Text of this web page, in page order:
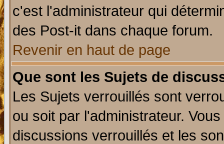
c'est l'administrateur qui
des Post-it dans chaque forum.
Revenir en haut de page
Que sont les Sujets de
Les Sujets verrouillés sont
ou soit par l'administrateur.
discussions verrouillés et les